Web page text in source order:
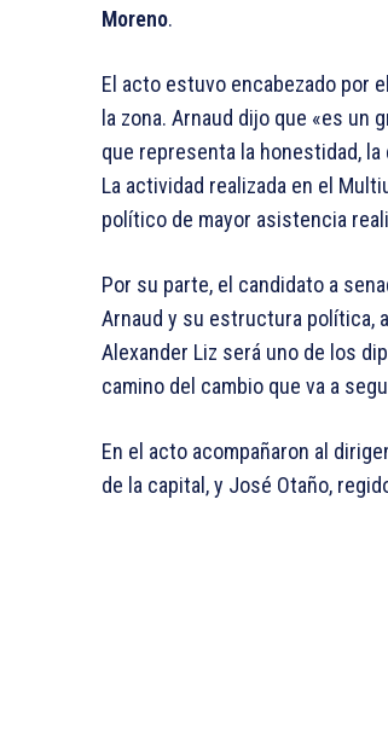
Moreno.
El acto estuvo encabezado por
la zona. Arnaud dijo que «es un
que representa la honestidad,
La actividad realizada en el
político de mayor asistencia
Por su parte, el candidato a
Arnaud y su estructura política,
Alexander Liz será uno de los
camino del cambio que va a
En el acto acompañaron al
de la capital, y José Otaño,